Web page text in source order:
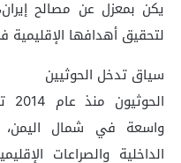
يكن بمعزل عن مصالح
لتحقيق أهدافها
سياق تدخل الحوثيين
واسعة في شمال اليمن،
الداخلية والصراعات